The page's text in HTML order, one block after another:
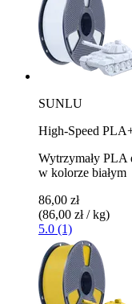
SUNLU
High-Speed
Wytrzymały PLA
w kolorze białym
86,00 zł
(86,00 zł / kg)
5.0 (1)